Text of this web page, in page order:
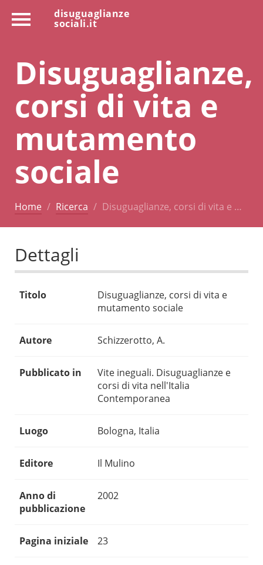
disuguaglianze
sociali.it
Disuguaglianze,
corsi di vita e
mutamento
sociale
Home Ricerca Disuguaglianze, corsi di vita e …
Dettagli
Titolo
Disuguaglianze, corsi di vita e
mutamento sociale
Autore Schizzerotto, A.
Pubblicato in
Vite ineguali. Disuguaglianze e
corsi di vita nell'Italia
Contemporanea
Luogo Bologna, Italia
Editore Il Mulino
Anno di
pubblicazione
2002
Pagina iniziale 23